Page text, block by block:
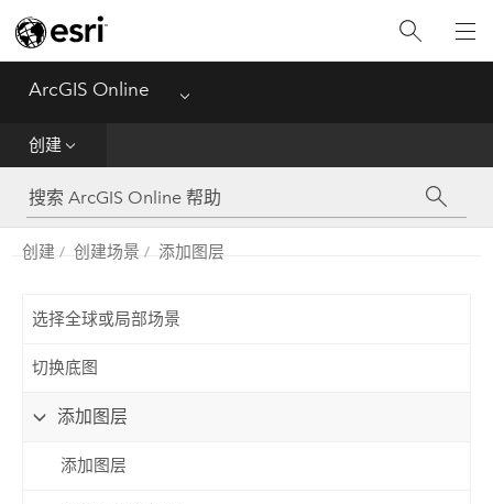
ArcGIS Online Menu
创建
入门
创建
分析
共享
管理数据
管理
参考
创建 创建场景 添加图层
选择全球或局部场景
切换底图
添加图层
添加图层